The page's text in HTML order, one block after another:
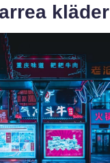
kläder